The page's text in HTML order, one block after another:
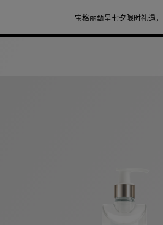
宝格丽甄呈七夕限时礼遇，